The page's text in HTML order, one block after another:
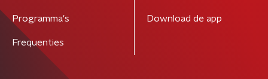
Programma's
Frequenties
Download de app